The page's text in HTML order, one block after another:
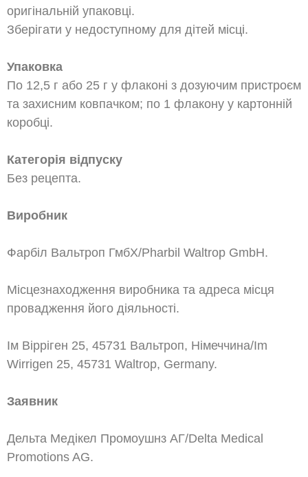
оригінальній упаковці.
Зберігати у недоступному для дітей місці.
Упаковка
По 12,5 г або 25 г у флаконі з дозуючим пристроєм
та захисним ковпачком; по 1 флакону у картонній
коробці.
Категорія відпуску
Без рецепта.
Виробник
Фарбіл Вальтроп ГмбХ/Pharbil Waltrop GmbH.
Місцезнаходження виробника та адреса місця
провадження його діяльності.
Ім Вірріген 25, 45731 Вальтроп, Німеччина/Im
Wirrigen 25, 45731 Waltrop, Germany.
Заявник
Дельта Медікел Промоушнз АГ/Delta Medical
Promotions AG.